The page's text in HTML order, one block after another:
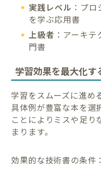
実践レベル ：プ
を学ぶ応用書
上級者 ：アーキ
門書
学習効果を最大化す
学習をスムーズに進め
具体例が豊富な本を選
ことによりミスや足り
まります。
効果的な技術書の条件：